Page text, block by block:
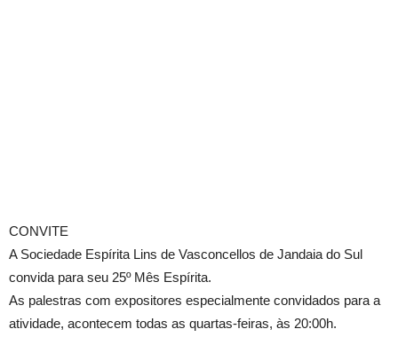
CONVITE
A Sociedade Espírita Lins de Vasconcellos de Jandaia do Sul
convida para seu 25º Mês Espírita.
As palestras com expositores especialmente convidados para a
atividade, acontecem todas as quartas-feiras, às 20:00h.